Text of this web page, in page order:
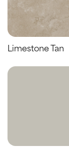
Limestone Tan